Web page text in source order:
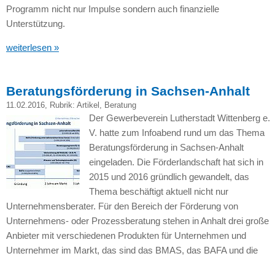
Programm nicht nur Impulse sondern auch finanzielle
Unterstützung.
weiterlesen »
Beratungsförderung in Sachsen-Anhalt
11.02.2016, Rubrik: Artikel Beratung
Der Gewerbeverein Lutherstadt Wittenberg e.
V. hatte zum Infoabend rund um das Thema
Beratungsförderung in Sachsen-Anhalt
eingeladen. Die Förderlandschaft hat sich in
2015 und 2016 gründlich gewandelt, das
Thema beschäftigt aktuell nicht nur
Unternehmensberater. Für den Bereich der Förderung von
Unternehmens- oder Prozessberatung stehen in Anhalt drei große
Anbieter mit verschiedenen Produkten für Unternehmen und
Unternehmer im Markt, das sind das BMAS, das BAFA und die